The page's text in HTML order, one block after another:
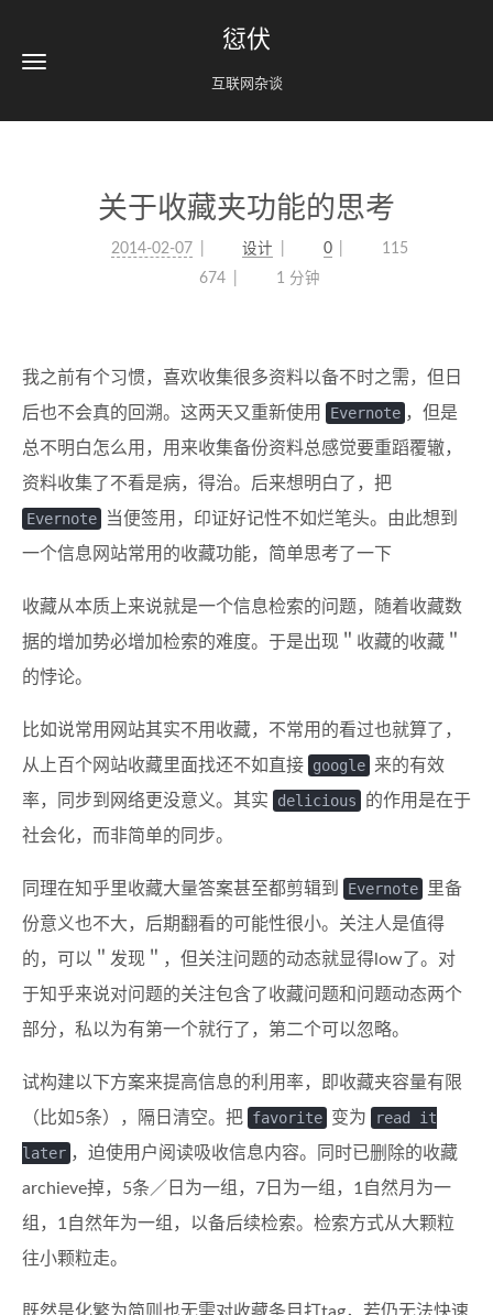
愆伏
互联网杂谈
关于收藏夹功能的思考
2014-02-07 设计 0
115
674
1 分钟
我之前有个习惯，喜欢收集很多资料以备不时之需，但日
后也不会真的回溯。这两天又重新使用
Evernote ，但是
总不明白怎么用，用来收集备份资料总感觉要重蹈覆辙，
资料收集了不看是病，得治。后来想明白了，把
Evernote
当便签用，印证好记性不如烂笔头。由此想到
一个信息网站常用的收藏功能，简单思考了一下
收藏从本质上来说就是一个信息检索的问题，随着收藏数
据的增加势必增加检索的难度。于是出现＂收藏的收藏＂
的悖论。
比如说常用网站其实不用收藏，不常用的看过也就算了，
从上百个网站收藏里面找还不如直接 google 来的有效
率，同步到网络更没意义。其实
delicious
的作用是在于
社会化，而非简单的同步。
同理在知乎里收藏大量答案甚至都剪辑到 Evernote
里备
份意义也不大，后期翻看的可能性很小。关注人是值得
的，可以＂发现＂，但关注问题的动态就显得low了。对
于知乎来说对问题的关注包含了收藏问题和问题动态两个
部分，私以为有第一个就行了，第二个可以忽略。
试构建以下方案来提高信息的利用率，即收藏夹容量有限
（比如5条），隔日清空。把 favorite 变为
read it
later ，迫使用户阅读吸收信息内容。同时已删除的收藏
archieve掉，5条／日为一组，7日为一组，1自然月为一
组，1自然年为一组，以备后续检索。检索方式从大颗粒
往小颗粒走。